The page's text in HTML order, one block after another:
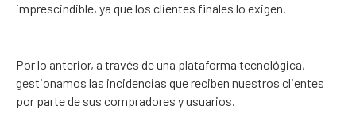
imprescindible, ya que los clientes finales lo exigen.
Por lo anterior, a través de una plataforma tecnológica,
gestionamos las incidencias que reciben nuestros clientes
por parte de sus compradores y usuarios.